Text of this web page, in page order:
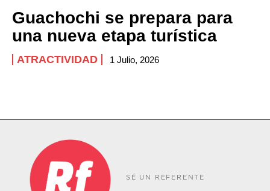
Guachochi se prepara para
una nueva etapa turística
ATRACTIVIDAD 1 Julio, 2026
SÉ UN REFERENTE